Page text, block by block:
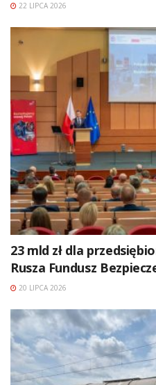
22 LIPCA 2026
23 mld zł dla
Rusza Fundusz
20 LIPCA 2026